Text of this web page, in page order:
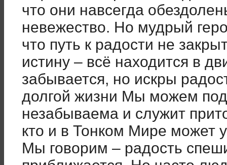
что они навсегда
невежество. Но мудрый
что путь к радости не
истину – всё находится в
забывается, но искры
долгой жизни Мы можем
незабываема и служит
кто и в Тонком Мире может
Мы говорим – радость